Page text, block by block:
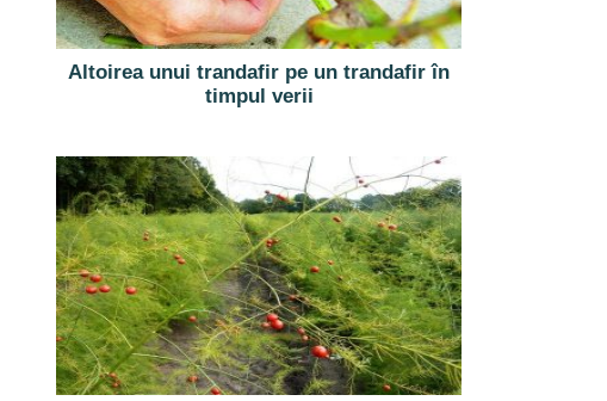
Altoirea unui trandafir pe un trandafir în
timpul verii